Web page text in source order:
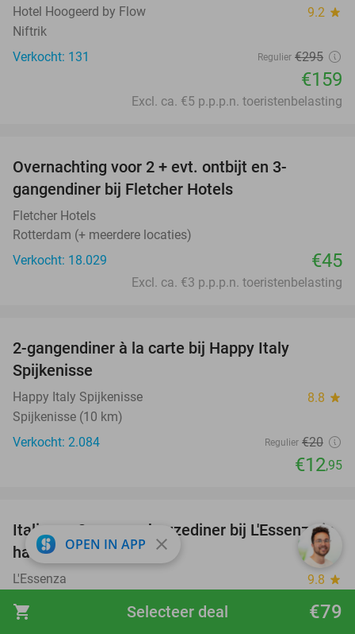
shopping_cart €79
Selecteer deal
Hotel Hoogeerd by Flow 9.2 star
Niftrik
Verkocht: 131
Regulier €295
€159
Excl. ca. €5 p.p.p.n. toeristenbelasting
Overnachting voor 2 + evt. ontbijt en 3-
gangendiner bij Fletcher Hotels
Fletcher Hotels
Rotterdam (+ meerdere locaties)
Verkocht: 18.029
€45
Excl. ca. €3 p.p.p.n. toeristenbelasting
2-gangendiner à la carte bij Happy Italy
Spijkenisse
Happy Italy Spijkenisse 8.8 star
Spijkenisse (10 km)
Verkocht: 2.084
Regulier €20
€12,95
33%
Italiaans 3-gangen keuzediner bij L'Essenza in
hartje Rotterdam
L'Essenza 9.8 star
Verkocht: 384
OPEN IN APP close